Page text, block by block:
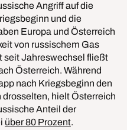
Angriff auf die
und die
Europa und Österreich
von russischem Gas
seit Jahreswechsel fließt
Österreich. Während
nach Kriegsbeginn den
hielt Österreich
Anteil der
über 80 Prozent.